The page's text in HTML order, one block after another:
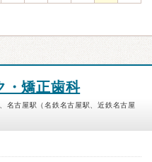
・矯正歯科
名古屋駅（名鉄名古屋駅、近鉄名古屋